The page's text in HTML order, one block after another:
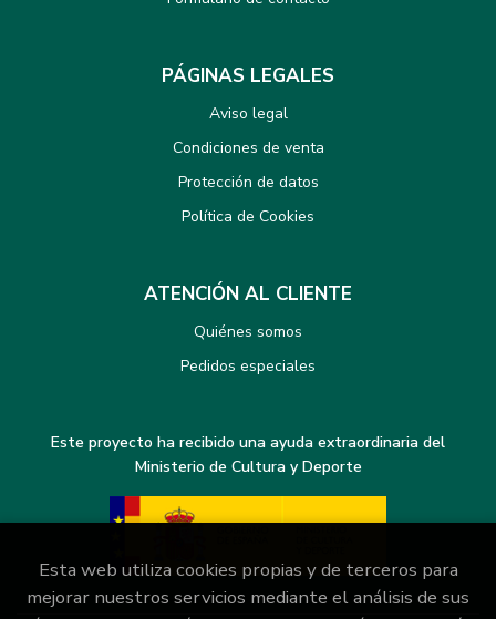
PÁGINAS LEGALES
Aviso legal
Condiciones de venta
Protección de datos
Política de Cookies
ATENCIÓN AL CLIENTE
Quiénes somos
Pedidos especiales
Este proyecto ha recibido una ayuda extraordinaria del
Ministerio de Cultura y Deporte
Esta web utiliza cookies propias y de terceros para
mejorar nuestros servicios mediante el análisis de sus